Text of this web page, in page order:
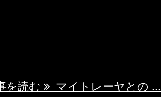
を読む
マイトレーヤとの ...